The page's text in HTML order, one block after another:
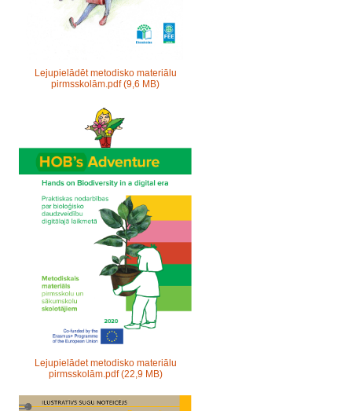
Lejupielādēt metodisko materiālu
pirmsskolām.pdf (9,6 MB)
Lejupielādet metodisko materiālu
pirmsskolām.pdf (22,9 MB)